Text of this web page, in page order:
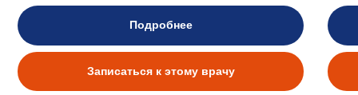
Подробнее
Записаться к этому врачу